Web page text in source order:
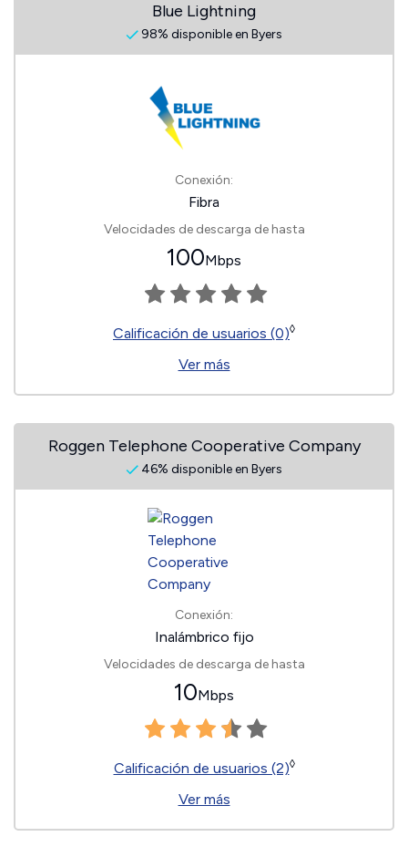
Blue Lightning
98% disponible en Byers
Conexión:
Fibra
Velocidades de descarga de hasta
100Mbps
Calificación de usuarios (0)◊
Ver más
Roggen Telephone Cooperative Company
46% disponible en Byers
Conexión:
Inalámbrico fijo
Velocidades de descarga de hasta
10Mbps
Calificación de usuarios (2)◊
Ver más